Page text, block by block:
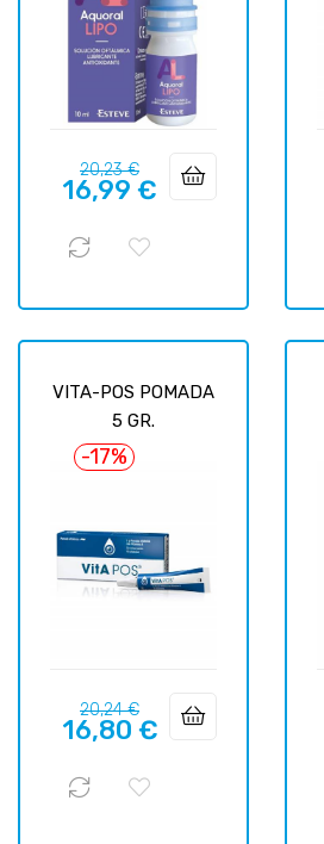
Precio
regular
20,23 €Precio
16,99 €
VITA-POS POMADA
5 GR.
-17%
Precio
regular
20,24 €Precio
16,80 €